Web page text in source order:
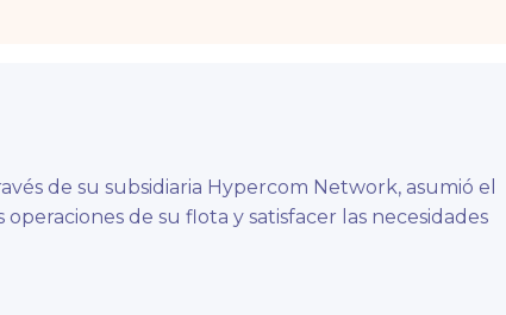
de su subsidiaria Hypercom Network, asumió el
de su flota y satisfacer las necesidades